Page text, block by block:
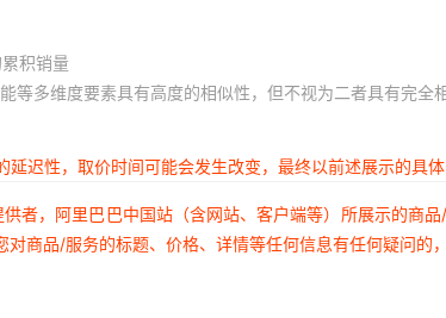
积销量
多维度要素具有高度的相似性，但不视为二者具有完全
迟性，取价时间可能会发生改变，最终以前述展示的具体
者，阿里巴巴中国站（含网站、客户端等）所展示的
商品/服务的标题、价格、详情等任何信息有任何疑问